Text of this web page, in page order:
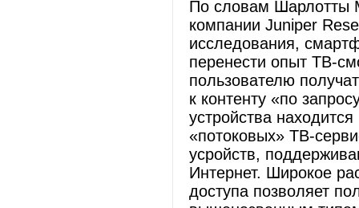
По словам Шарлотты
компании Juniper
исследования,
перенести опыт ТВ-
пользователю
к контенту «по
устройства
«потоковых» ТВ-
усройств,
Интернет. Широкое
доступа позволяет